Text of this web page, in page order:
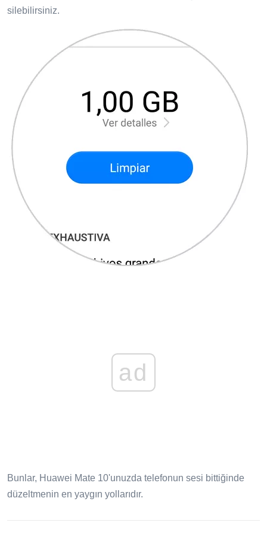
silebilirsiniz.
ad
Bunlar, Huawei Mate 10'unuzda telefonun sesi bittiğinde
düzeltmenin en yaygın yollarıdır.